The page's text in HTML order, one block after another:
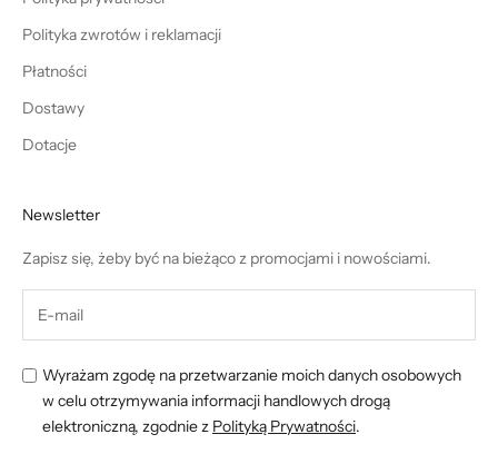
Polityka zwrotów i reklamacji
Płatności
Dostawy
Dotacje
Newsletter
Zapisz się, żeby być na bieżąco z promocjami i nowościami.
Wyrażam zgodę na przetwarzanie moich danych osobowych
w celu otrzymywania informacji handlowych drogą
elektroniczną, zgodnie z Polityką Prywatności.